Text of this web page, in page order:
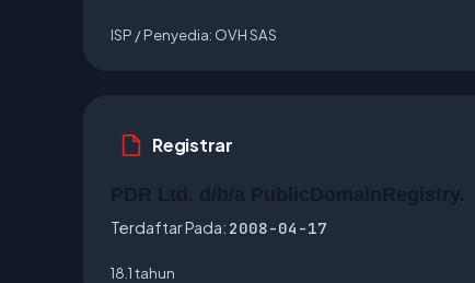
ISP / Penyedia: OVH SAS
Registrar
Terdaftar Pada: 2008-04-17
18.1 tahun